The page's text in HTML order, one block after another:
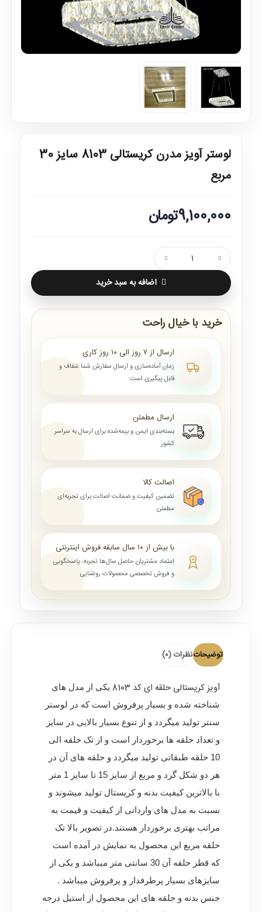
لوستر آویز مدرن کریستالی 8103 سایز 30
مربع
9,100,000تومان
اضافه به سبد خرید
خرید با خیال راحت
ارسال از ۷ روز الی ۱۰ روز کاری
زمان آماده‌سازی و ارسال سفارش شما شفاف و
قابل پیگیری است
ارسال مطمئن
بسته‌بندی ایمن و بیمه‌شده برای ارسال به سراسر
کشور
اصالت کالا
تضمین کیفیت و ضمانت اصالت برای تجربه‌ای
مطمئن
با بیش از ۱۰ سال سابقه فروش اینترنتی
اعتماد مشتریان حاصل سال‌ها تجربه، پاسخگویی
و فروش تخصصی محصولات روشنایی
توضیحاتنظرات (0)
آویز کریستالی حلقه ای کد 8103
یکی از مدل های
شناخته شده و بسیار پرفروش است که در لوستر
سنتر تولید میگردد و از تنوع بسیار بالایی در سایز
و تعداد حلقه ها برخوردار است و از تک حلقه الی
10 حلقه طبقاتی تولید میگردد و حلقه های آن در
هر دو شکل گرد و مربع از سایز 15 تا سایز 1 متر
با بالاترین کیفیت بدنه و کریستال تولید میشوند و
نسبت به مدل های وارداتی از کیفیت و قیمت به
مراتب بهتری برخوردار هستند.در تصویر بالا تک
حلقه مربع این محصول به نمایش در آمده است
که قطر حلقه آن 30 سانتی متر میباشد و یکی از
سایزهای بسیار پرطرفدار و پرفروش میباشد .
جنس بدنه و حلقه های این محصول از استیل درجه